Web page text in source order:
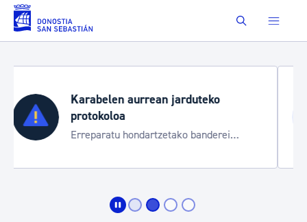
Eduki nagusira joan Buscar
Aste Nagusia 2026
Trafiko mozketak eta garraio zerbitzu
bereziak